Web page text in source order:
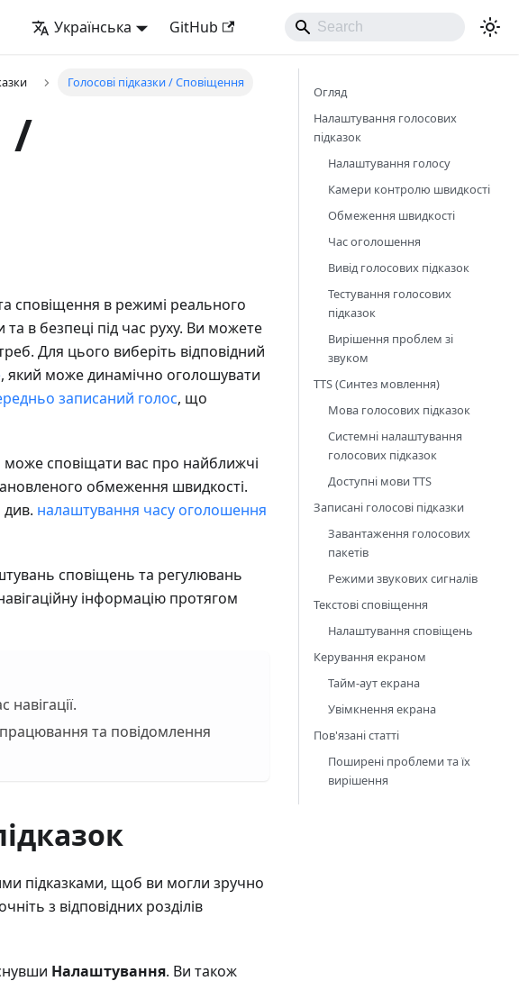
Українська GitHub
Голосові підказки / Сповіщення
/
та сповіщення в режимі реального
в безпеці під час руху. Ви можете
Для цього виберіть відповідний
, який може динамічно оголошувати
записаний голос, що
може сповіщати вас про найближчі
обмеження швидкості.
налаштування часу оголошення
сповіщень та регулювань
інформацію протягом
та повідомлення
підказками, щоб ви могли зручно
з відповідних розділів
Налаштування. Ви також
Огляд
Налаштування голосових
підказок
Налаштування голосу
Камери контролю швидкості
Обмеження швидкості
Час оголошення
Вивід голосових підказок
Тестування голосових
підказок
Вирішення проблем зі
звуком
TTS (Синтез мовлення)
Мова голосових підказок
Системні налаштування
голосових підказок
Доступні мови TTS
Записані голосові підказки
Завантаження голосових
пакетів
Режими звукових сигналів
Текстові сповіщення
Налаштування сповіщень
Керування екраном
Тайм-аут екрана
Увімкнення екрана
Пов'язані статті
Поширені проблеми та їх
вирішення